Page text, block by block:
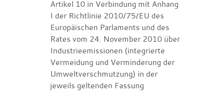
Artikel 10 in Verbindung mit Anhang
I der Richtlinie 2010/75/EU des
Europäischen Parlaments und des
Rates vom 24. November 2010 über
Industrieemissionen (integrierte
Vermeidung und Verminderung der
Umweltverschmutzung) in der
jeweils geltenden Fassung